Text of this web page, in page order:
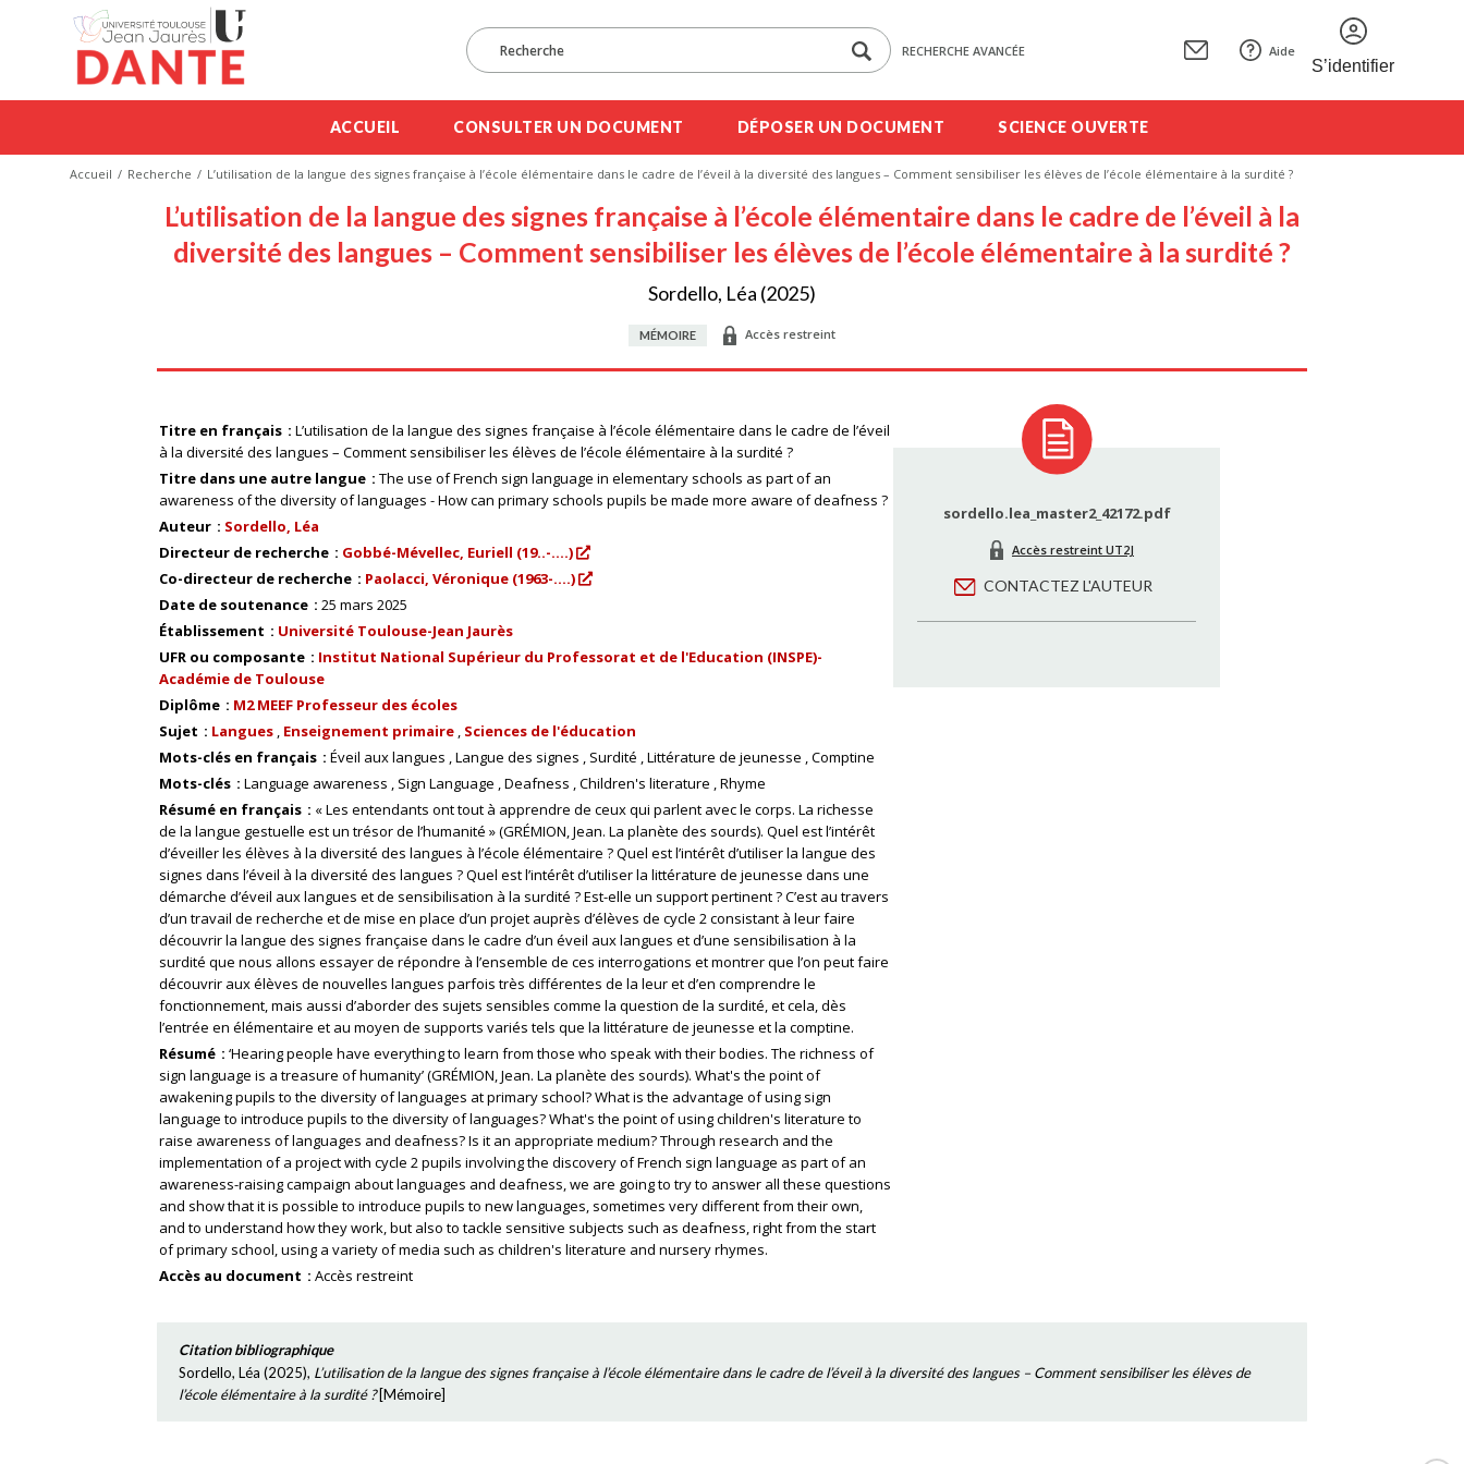
RECHERCHE AVANCÉE Aide
S’identifier
ACCUEIL CONSULTER UN DOCUMENT DÉPOSER UN DOCUMENT SCIENCE OUVERTE
Accueil Recherche L’utilisation de la langue des signes française à l’école élémentaire dans le cadre de l’éveil à la diversité des langues – Comment sensibiliser les élèves de l’école élémentaire à la surdité ?
L’utilisation de la langue des signes française à l’école élémentaire dans le cadre de l’éveil à la
diversité des langues – Comment sensibiliser les élèves de l’école élémentaire à la surdité ?
Sordello, Léa (2025)
MÉMOIRE Accès restreint
Titre en français
L’utilisation de la langue des signes française à l’école élémentaire dans le cadre de l’éveil
à la diversité des langues – Comment sensibiliser les élèves de l’école élémentaire à la surdité ?
Titre dans une autre langue
The use of French sign language in elementary schools as part of an
awareness of the diversity of languages - How can primary schools pupils be made more aware of deafness ?
Auteur
Sordello, Léa
Directeur de recherche
Gobbé-Mévellec, Euriell (19..-....)
Co-directeur de recherche
Paolacci, Véronique (1963-....)
Date de soutenance
25 mars 2025
Établissement
Université Toulouse-Jean Jaurès
UFR ou composante
Institut National Supérieur du Professorat et de l'Education (INSPE)-
Académie de Toulouse
Diplôme
M2 MEEF Professeur des écoles
Sujet
Langues Enseignement primaire Sciences de l'éducation
Mots-clés en français
Éveil aux langues Langue des signes Surdité Littérature de jeunesse Comptine
Mots-clés
Language awareness Sign Language Deafness Children's literature Rhyme
Résumé en français
« Les entendants ont tout à apprendre de ceux qui parlent avec le corps. La richesse
de la langue gestuelle est un trésor de l’humanité » (GRÉMION, Jean. La planète des sourds). Quel est l’intérêt
d’éveiller les élèves à la diversité des langues à l’école élémentaire ? Quel est l’intérêt d’utiliser la langue des
signes dans l’éveil à la diversité des langues ? Quel est l’intérêt d’utiliser la littérature de jeunesse dans une
démarche d’éveil aux langues et de sensibilisation à la surdité ? Est-elle un support pertinent ? C’est au travers
d’un travail de recherche et de mise en place d’un projet auprès d’élèves de cycle 2 consistant à leur faire
découvrir la langue des signes française dans le cadre d’un éveil aux langues et d’une sensibilisation à la
surdité que nous allons essayer de répondre à l’ensemble de ces interrogations et montrer que l’on peut faire
découvrir aux élèves de nouvelles langues parfois très différentes de la leur et d’en comprendre le
fonctionnement, mais aussi d’aborder des sujets sensibles comme la question de la surdité, et cela, dès
l’entrée en élémentaire et au moyen de supports variés tels que la littérature de jeunesse et la comptine.
Résumé
‘Hearing people have everything to learn from those who speak with their bodies. The richness of
sign language is a treasure of humanity’ (GRÉMION, Jean. La planète des sourds). What's the point of
awakening pupils to the diversity of languages at primary school? What is the advantage of using sign
language to introduce pupils to the diversity of languages? What's the point of using children's literature to
raise awareness of languages and deafness? Is it an appropriate medium? Through research and the
implementation of a project with cycle 2 pupils involving the discovery of French sign language as part of an
awareness-raising campaign about languages and deafness, we are going to try to answer all these questions
and show that it is possible to introduce pupils to new languages, sometimes very different from their own,
and to understand how they work, but also to tackle sensitive subjects such as deafness, right from the start
of primary school, using a variety of media such as children's literature and nursery rhymes.
Accès au document
Accès restreint
sordello.lea_master2_42172.pdf
Accès restreint UT2J
CONTACTEZ L'AUTEUR
Citation bibliographique
Sordello, Léa (2025), L’utilisation de la langue des signes française à l’école élémentaire dans le cadre de l’éveil à la diversité des langues – Comment sensibiliser les élèves de
l’école élémentaire à la surdité ?[Mémoire]